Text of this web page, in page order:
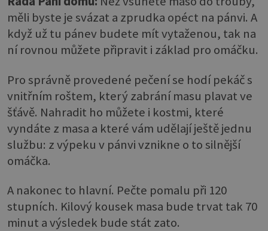
měli byste je svázat a zprudka opéct na pánvi. A
když už tu pánev budete mít vytaženou, tak na
ní rovnou můžete připravit i základ pro omáčku.
Pro správně provedené pečení se hodí pekáč s
vnitřním roštem, který zabrání masu plavat ve
šťávě. Nahradit ho můžete i kostmi, které
vyndáte z masa a které vám udělají ještě jednu
službu: z výpeku v pánvi vznikne o to silnější
omáčka.
A nakonec to hlavní. Pečte pomalu při 120
stupních. Kilový kousek masa bude trvat tak 70
minut a výsledek bude stát zato.